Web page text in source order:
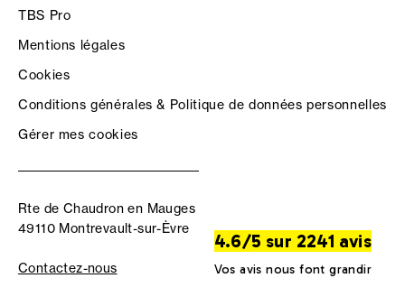
TBS Pro
Mentions légales
Cookies
Conditions générales & Politique de données personnelles
Gérer mes cookies
Rte de Chaudron en Mauges
49110 Montrevault-sur-Èvre
Contactez-nous
4.6/5 sur 2241 avis
Vos avis nous font grandir